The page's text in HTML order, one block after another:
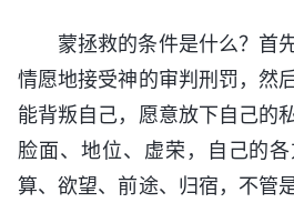
蒙拯救的条件是什么？首
情愿地接受神的审判刑罚，然
能背叛自己，愿意放下自己的
脸面、地位、虚荣，自己的
算、欲望、前途、归宿，不管